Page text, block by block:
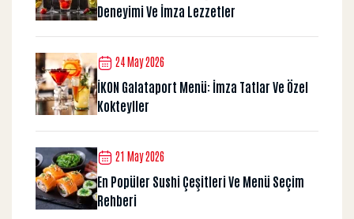
Deneyimi Ve İmza Lezzetler
24 May 2026
İKON Galataport Menü: İmza Tatlar Ve Özel
Kokteyller
21 May 2026
En Popüler Sushi Çeşitleri Ve Menü Seçim
Rehberi